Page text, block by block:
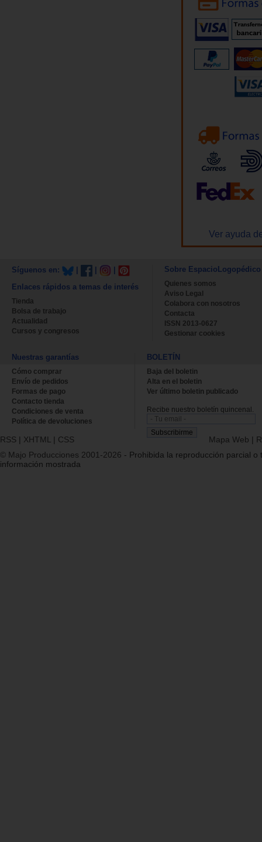
Ver ayuda
Síguenos en:
Enlaces rápidos a temas de interés
Tienda
Bolsa de trabajo
Actualidad
Cursos y congresos
Sobre EspacioLogopédico
Quienes somos
Aviso Legal
Colabora con nosotros
Contacta
ISSN 2013-0627
Gestionar cookies
Nuestras garantías
Cómo comprar
Envío de pedidos
Formas de pago
Contacto tienda
Condiciones de venta
Política de devoluciones
BOLETÍN
Baja del boletin
Alta en el boletin
Ver último boletin publicado
Recibe nuestro boletín quincenal.
RSS | XHTML | CSS Mapa Web |
© Majo Producciones 2001-2026 - Prohibida la reproducción parcial o
información mostrada